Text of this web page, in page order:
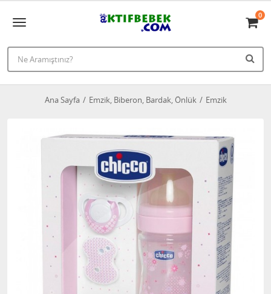
0
Ana Sayfa Emzik, Biberon, Bardak, Önlük Emzik